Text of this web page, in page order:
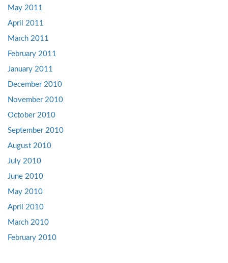
May 2011
April 2011
March 2011
February 2011
January 2011
December 2010
November 2010
October 2010
September 2010
August 2010
July 2010
June 2010
May 2010
April 2010
March 2010
February 2010